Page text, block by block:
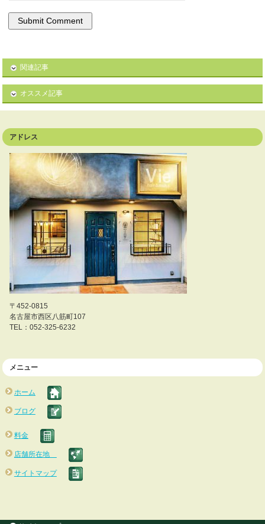
関連記事
オススメ記事
アドレス
〒452-0815
名古屋市西区八筋町107
TEL：052-325-6232
メニュー
ホーム
ブログ
料金
店舗所在地
サイトマップ